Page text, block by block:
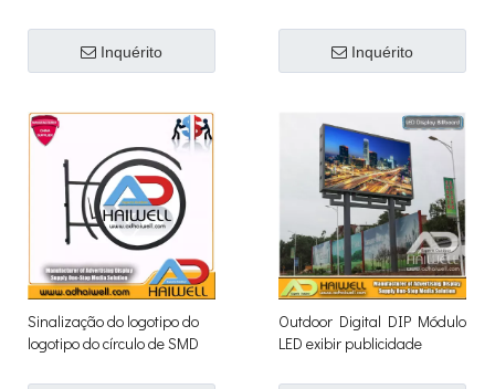
Inquérito
6mx3m SMD
Inquérito
Sinalização do logotipo do
logotipo do círculo de SMD
Outdoor Digital DIP Módulo
LED exibir publicidade